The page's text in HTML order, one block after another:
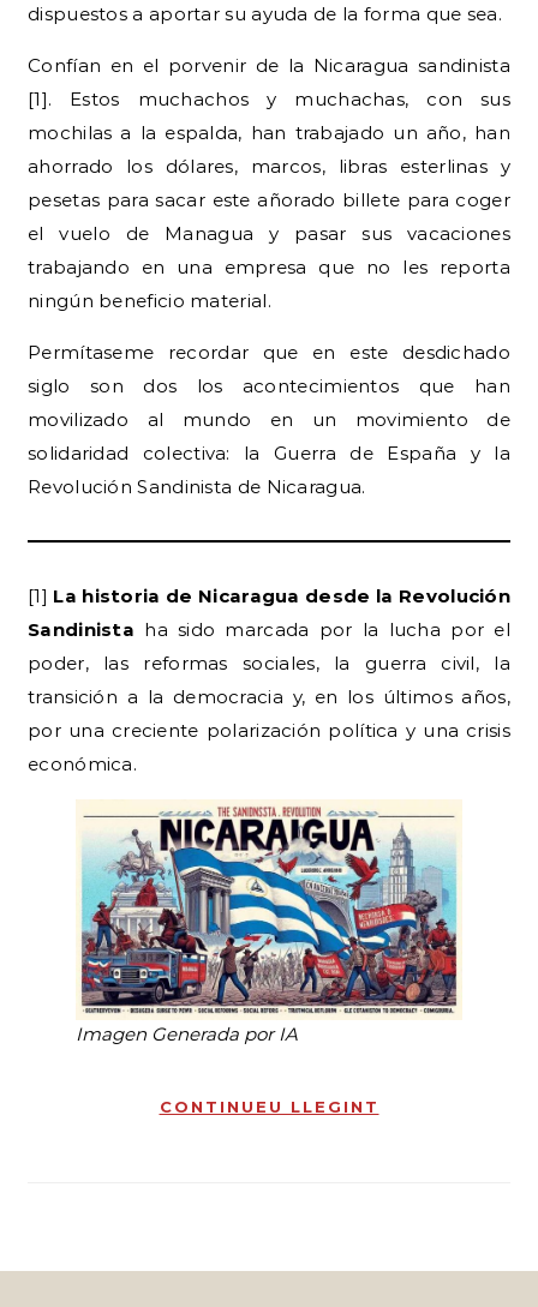
dispuestos a aportar su ayuda de la forma que sea.
Confían en el porvenir de la Nicaragua sandinista
[1]. Estos muchachos y muchachas, con sus
mochilas a la espalda, han trabajado un año, han
ahorrado los dólares, marcos, libras esterlinas y
pesetas para sacar este añorado billete para coger
el vuelo de Managua y pasar sus vacaciones
trabajando en una empresa que no les reporta
ningún beneficio material.
Permítaseme recordar que en este desdichado
siglo son dos los acontecimientos que han
movilizado al mundo en un movimiento de
solidaridad colectiva: la Guerra de España y la
Revolución Sandinista de Nicaragua.
[1] La historia de Nicaragua desde la Revolución
Sandinista ha sido marcada por la lucha por el
poder, las reformas sociales, la guerra civil, la
transición a la democracia y, en los últimos años,
por una creciente polarización política y una crisis
económica.
Imagen Generada por IA
CONTINUEU LLEGINT